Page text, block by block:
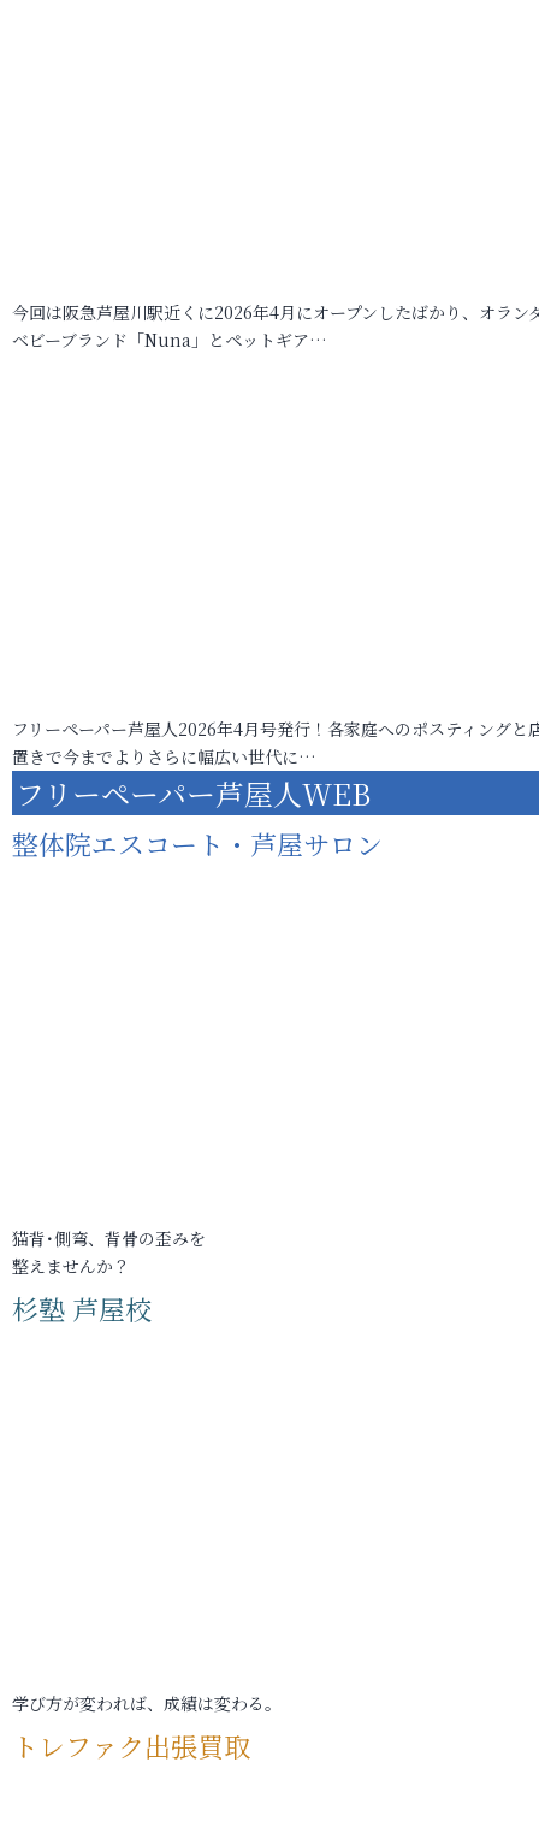
今回は阪急芦屋川駅近くに2026年4月にオープンしたばかり、オラン
ベビーブランド「Nuna」とペットギア…
フリーペーパー芦屋人2026年4月号発行！各家庭へのポスティングと
置きで今までよりさらに幅広い世代に…
フリーペーパー芦屋人WEB
整体院エスコート・芦屋サロン
猫背･側弯、背骨の歪みを
整えませんか？
杉塾 芦屋校
学び方が変われば、成績は変わる。
トレファク出張買取